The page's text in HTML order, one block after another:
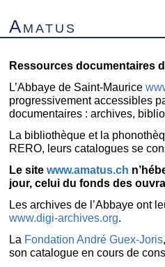
Amatus
Ressources documentaires
L’Abbaye de Saint-Maurice
progressivement accessibles
documentaires : archives,
La bibliothèque et la
RERO, leurs catalogues se
Le site www.amatus.ch
jour, celui du fonds des
Les archives de l’Abbaye ont
www.digi-archives.org.
La Fondation André Guex-Joris
son catalogue en cours de